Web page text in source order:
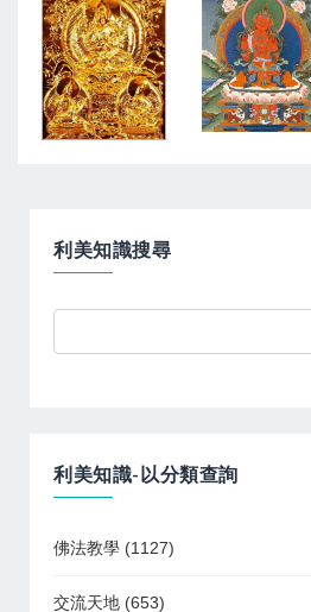
利美知識搜尋
利美知識-以分類查詢
佛法教學 (1127)
交流天地 (653)